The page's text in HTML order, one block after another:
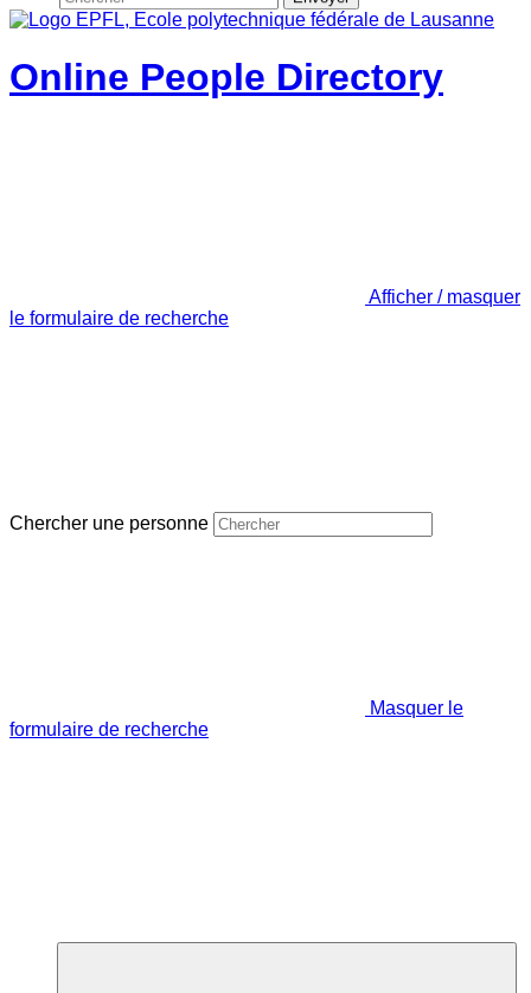
Online People Directory
Afficher / masquer
le formulaire de recherche
Chercher une personne
Masquer le
formulaire de recherche